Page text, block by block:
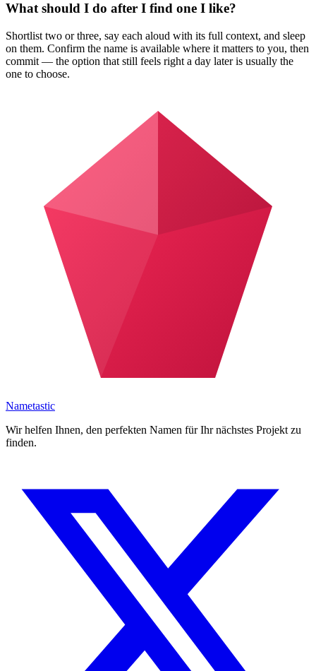
What should I do after I find one I like?
Shortlist two or three, say each aloud with its full context, and sleep
on them. Confirm the name is available where it matters to you, then
commit — the option that still feels right a day later is usually the
one to choose.
Nametastic
Wir helfen Ihnen, den perfekten Namen für Ihr nächstes Projekt zu
finden.